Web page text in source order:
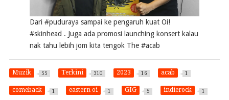
Dari #puduraya sampai ke pengaruh kuat Oi!
#skinhead . Juga ada promosi launching konsert kalau
nak tahu lebih jom kita tengok The #acab
Muzik 55 Terkini 310 2023 16 acab 1
comeback 1 eastern oi 1 GIG 5 indierock 1